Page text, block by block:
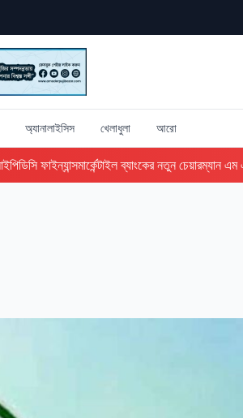
অ্যানালাইসিস খেলাধুলা আরো
ফাইন্যান্সমার্কেন্টাইল ব্যাংকের নতুন চেয়ারম্যান এম এ